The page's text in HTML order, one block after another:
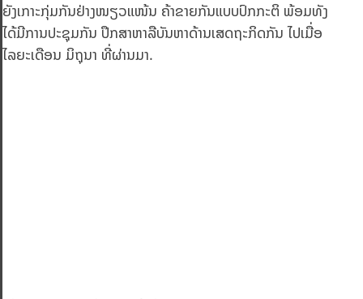
ຍັງເກາະກຸ່ມກັນຢ່າງໜຽວແໜ້ນ ຄ້າຂາຍກັນແບບປົກກະຕິ ພ້ອມທັງ
ໄດ້ມີການປະຊຸມກັນ ປຶກສາຫາລືບັນຫາດ້ານເສດຖະກິດກັນ ໄປເມື່ອ
ໄລຍະເດືອນ ມິຖຸນາ ທີ່ຜ່ານມາ.